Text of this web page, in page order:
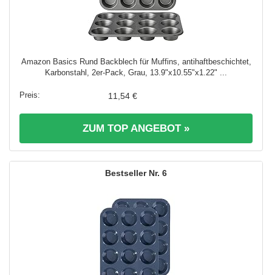
Amazon Basics Rund Backblech für Muffins, antihaftbeschichtet,
Karbonstahl, 2er-Pack, Grau, 13.9"x10.55"x1.22" ...
11,54 €
ZUM TOP ANGEBOT »
6